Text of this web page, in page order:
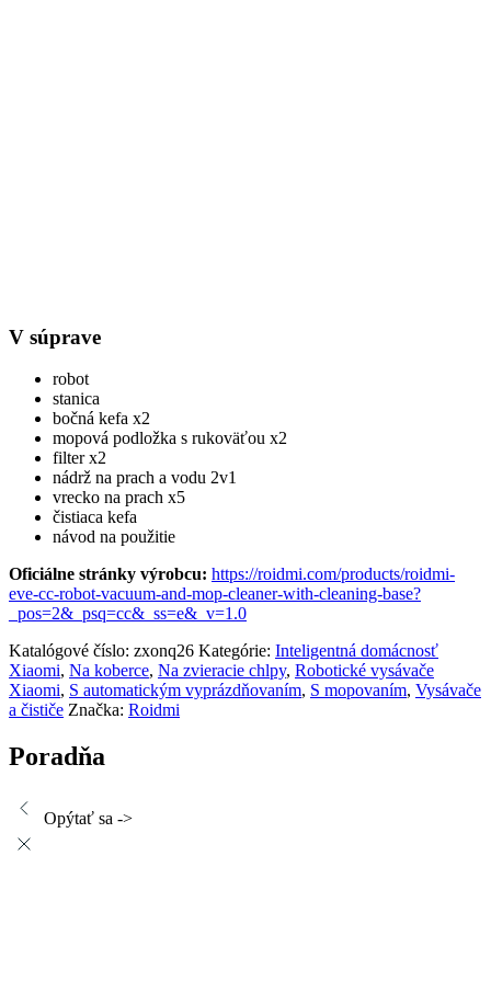
V súprave
robot
stanica
bočná kefa x2
mopová podložka s rukoväťou x2
filter x2
nádrž na prach a vodu 2v1
vrecko na prach x5
čistiaca kefa
návod na použitie
Oficiálne stránky výrobcu: https://roidmi.com/products/roidmi-
eve-cc-robot-vacuum-and-mop-cleaner-with-cleaning-base?
_pos=2&_psq=cc&_ss=e&_v=1.0
Katalógové číslo: zxonq26 Kategórie: Inteligentná domácnosť
Xiaomi, Na koberce, Na zvieracie chlpy, Robotické vysávače
Xiaomi, S automatickým vyprázdňovaním, S mopovaním, Vysávače
a čističe Značka: Roidmi
Poradňa
Opýtať sa ->